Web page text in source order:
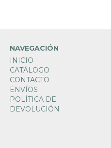
NAVEGACIÓN
INICIO
CATÁLOGO
CONTACTO
ENVÍOS
POLÍTICA DE
DEVOLUCIÓN